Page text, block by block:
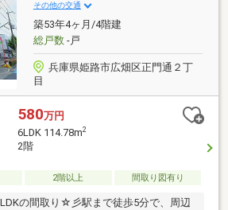
その他の交通
築53年4ヶ月/4階建
総戸数-戸
兵庫県姫路市広畑区正門通２丁
目
580万円
6LDK 114.78m2
2階
2階以上 間取り図有り
の間取り☆彡駅まで徒歩5分で、周辺